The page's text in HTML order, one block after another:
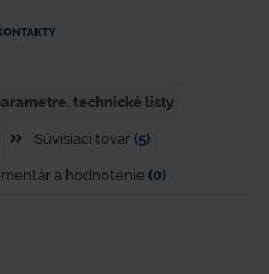
technické listy
Súvisiaci tovar (5)
a hodnotenie (0)